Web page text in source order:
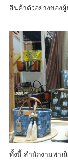
สินค้าตัวอย่างของ
ทั้งนี้ สำนักงานพาณิ